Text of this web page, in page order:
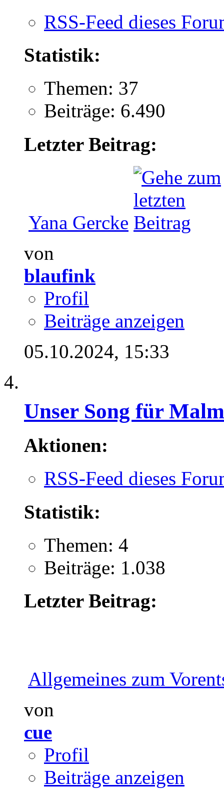
RSS-Feed dieses
Statistik:
Themen: 37
Beiträge: 6.490
Letzter Beitrag:
Yana Gercke
von
blaufink
Profil
Beiträge anzeigen
05.10.2024, 15:33
Unser Song für
Aktionen:
RSS-Feed dieses
Statistik:
Themen: 4
Beiträge: 1.038
Letzter Beitrag:
Allgemeines zum
von
cue
Profil
Beiträge anzeigen